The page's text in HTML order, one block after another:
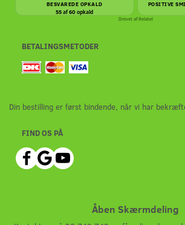
BESVAREDE OPKALD
55 af 60 opkald
POSITIVE
Drevet afRelatel
BETALINGSMETODER
Din bestilling er først bindende, når vi har
FIND OS PÅ
Åben Skærmdeling